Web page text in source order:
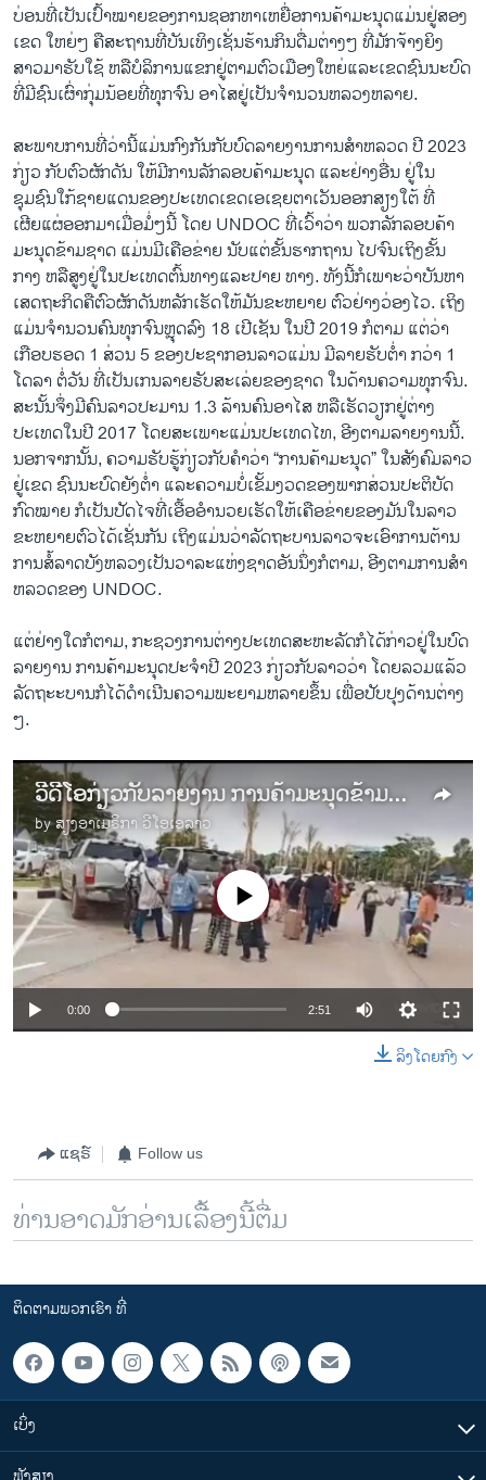
ບ່ອນທີ່ເປັນເປົ້າໝາຍຂອງການຊອກຫາເຫຍື່ອການຄ້າມະນຸດແມ່ນຢູ່ສອງ
ເຂດ ໃຫຍ່ໆ ຄືສະຖານທີ່ບັນເທິງເຊັ່ນຮ້ານກິນດື່ມຕ່າງໆ ທີ່ມັກຈ້າງຍິງ
ສາວມາຮັບໃຊ້ ຫລືບໍລິການແຂກຢູ່ຕາມຕົວເມືອງໃຫຍ່ແລະເຂດຊົນນະບົດ
ທີ່ມີຊົນເຜົ່າກຸ່ມນ້ອຍທີ່ທຸກຈົນ ອາໄສຢູ່ເປັນຈໍານວນຫລວງຫລາຍ.
ສະພາບການທີ່ວ່ານີ້ແມ່ນກົງກັນກັບບົດລາຍງານການສໍາຫລວດ ປີ 2023
ກ່ຽວ ກັບຕົວຜັກດັນ ໃຫ້ມີການລັກລອບຄ້າມະນຸດ ແລະຢ່າງອື່ນ ຢູ່ໃນ
ຊຸມຊົນໃກ້ຊາຍແດນຂອງປະເທດເຂດເອເຊຍຕາເວັນອອກສຽງໃຕ້ ທີ່
ເຜີຍແຜ່ອອກມາເມື່ອມໍ່ໆນີ້ ໂດຍ UNDOC ທີ່ເວົ້າວ່າ ພວກລັກລອບຄ້າ
ມະນຸດຂ້າມຊາດ ແມ່ນມີເຄືອຂ່າຍ ນັບແຕ່ຂັ້ນຮາກຖານ ໄປຈົນເຖິງຂັ້ນ
ກາງ ຫລືສູງຢູ່ໃນປະເທດຕົ້ນທາງແລະປາຍ ທາງ. ທັງນີ້ກໍເພາະວ່າບັນຫາ
ເສດຖະກິດຄືຕົວຜັກດັນຫລັກເຮັດໃຫ້ມັນຂະຫຍາຍ ຕົວຢ່າງວ່ອງໄວ. ເຖິງ
ແມ່ນຈໍານວນຄົນທຸກຈົນຫຼຸດລົງ 18 ເປີເຊັນ ໃນປີ 2019 ກໍຕາມ ແຕ່ວ່າ
ເກືອບຮອດ 1 ສ່ວນ 5 ຂອງປະຊາກອນລາວແມ່ນ ມີລາຍຮັບຕໍ່າ ກວ່າ 1
ໂດລາ ຕໍ່ວັນ ທີ່ເປັນເກນລາຍຮັບສະເລ່ຍຂອງຊາດ ໃນດ້ານຄວາມທຸກຈົນ.
ສະນັ້ນຈຶ່ງມີຄົນລາວປະມານ 1.3 ລ້ານຄົນອາໄສ ຫລືເຮັດວຽກຢູ່ຕ່າງ
ປະເທດໃນປີ 2017 ໂດຍສະເພາະແມ່ນປະເທດໄທ, ອີງຕາມລາຍງານນີ້.
ນອກຈາກນັ້ນ, ຄວາມຮັບຮູ້ກ່ຽວກັບຄໍາວ່າ “ການຄ້າມະນຸດ” ໃນສັງຄົມລາວ
ຢູ່ເຂດ ຊົນນະບົດຍັງຕໍ່າ ແລະຄວາມບໍ່ເຂັ້ມງວດຂອງພາກສ່ວນປະຕິບັດ
ກົດໝາຍ ກໍເປັນປັດໄຈທີ່ເອື້ອອໍານວຍເຮັດໃຫ້ເຄືອຂ່າຍຂອງມັນໃນລາວ
ຂະຫຍາຍຕົວໄດ້ເຊັ່ນກັນ ເຖິງແມ່ນວ່າລັດຖະບານລາວຈະເອົາການຕ້ານ
ການສໍ້ລາດບັງຫລວງເປັນວາລະແຫ່ງຊາດອັນນຶ່ງກໍຕາມ, ອີງຕາມການສໍາ
ຫລວດຂອງ UNDOC.
ແຕ່ຢ່າງໃດກໍຕາມ, ກະຊວງການຕ່າງປະເທດສະຫະລັດກໍໄດ້ກ່າວຢູ່ໃນບົດ
ລາຍງານ ການຄ້າມະນຸດປະຈໍາປີ 2023 ກ່ຽວກັບລາວວ່າ ໂດຍລວມແລ້ວ
ລັດຖະະບານກໍໄດ້ດໍາເນີນຄວາມພະຍາມຫລາຍຂຶ້ນ ເພື່ອປັບປຸງດ້ານຕ່າງ
ໆ.
ວີດີໂອກ່ຽວກັບລາຍງານ ການຄ້າມະນຸດຂ້າມຊາດຢູ່ໃນລາວ ກໍາລັງຂະຫຍາຍຕົວຂຶ້ນ
byສຽງອາເມຣິກາ ວີໂອເອລາວ
No media source currently available
0:00 2:51
ລິງໂດຍກົງ
ແຊຣ໌ Follow us
ທ່ານອາດມັກອ່ານເລື້ອງນີ້ຕື່ມ
ຕິດຕາມພວກເຮົາ ທີ່
ເບິ່ງ